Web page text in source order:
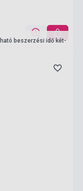
beszerzési idő két-